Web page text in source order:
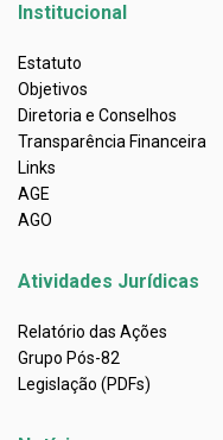
Institucional
Estatuto
Objetivos
Diretoria e Conselhos
Transparência Financeira
Links
AGE
AGO
Atividades Jurídicas
Relatório das Ações
Grupo Pós-82
Legislação (PDFs)